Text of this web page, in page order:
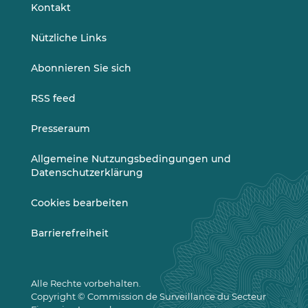
Kontakt
Nützliche Links
Abonnieren Sie sich
RSS feed
Presseraum
Allgemeine Nutzungsbedingungen und
Datenschutzerklärung
Cookies bearbeiten
Barrierefreiheit
Alle Rechte vorbehalten.
Copyright © Commission de Surveillance du Secteur